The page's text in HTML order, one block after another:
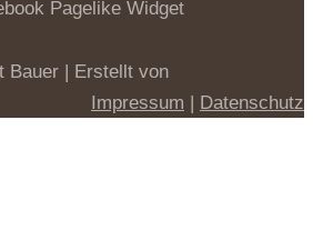
Bauer | Erstellt von
Impressum | Datenschutz